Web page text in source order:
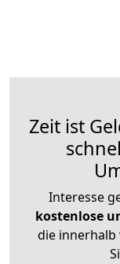
Zeit ist
Interesse
kostenlose
die innerhalb